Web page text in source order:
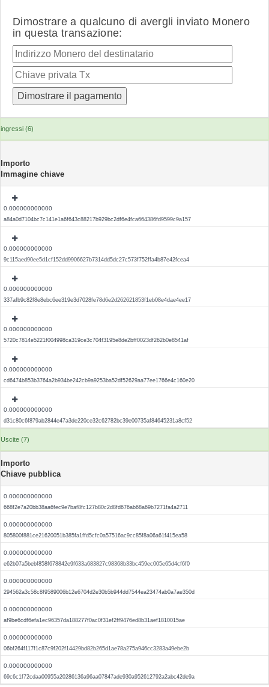
Dimostrare a qualcuno di avergli inviato Monero
in questa transazione:
ingressi (6)
Importo
Immagine chiave
0.000000000000
a84a0d7104bc7c141e1a6f643c88217b929bc2df6e4fca664386fd9599c9a157
0.000000000000
9c115aed90ee5d1cf152dd9906627b7314dd5dc27c573f752ffa4b87e42fcea4
0.000000000000
337afb9c82f8e8ebc6ee319e3d7028fe78d6e2d262621853f1eb08e4dae4ee17
0.000000000000
5720c7814e5221f004998ca319ce3c704f3195e8de2bff0023df262b0e8541af
0.000000000000
cd6474b853b3764a2b934be242cb9a9253ba52df52629aa77ee1766e4c160e20
0.000000000000
d31c80c6f879ab2844e47a3de220ce32c62782bc39e00735af84645231a8cf52
Uscite (7)
Importo
Chiave pubblica
0.000000000000
668f2e7a20bb38aa6fec9e7baf8fc127b80c2d8fd676ab68a69b7271fa4a2711
0.000000000000
805800f881ce21620051b385fa1ffd5cfc0a57516ac9cc85f8a06a61f415ea58
0.000000000000
e62b07a5bebf858f678842e9f633a683827c98368b33bc459ec005e65d4cf6f0
0.000000000000
294562a3c58c8f9589006b12e6704d2e30b5b944dd7544ea23474ab0a7ae350d
0.000000000000
af9be6cdf6efa1ec96357da188277f0ac0f31ef2ff9476ed8b31aef1810015ae
0.000000000000
06bf264f117f1c87c9f202f14429bd82b265d1ae78a275a946cc3283a49ebe2b
0.000000000000
69c6c1f72cdaa00955a20286136a96aa07847ade930a952612792a2abc42de9a